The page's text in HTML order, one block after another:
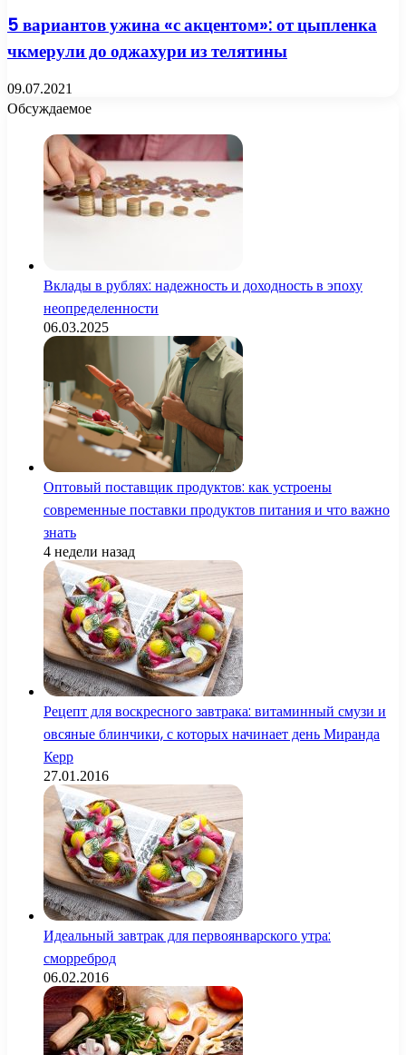
5 вариантов ужина «с акцентом»: от цыпленка
чкмерули до оджахури из телятины
09.07.2021
Обсуждаемое
Вклады в рублях: надежность и доходность в эпоху
неопределенности
06.03.2025
Оптовый поставщик продуктов: как устроены
современные поставки продуктов питания и что важно
знать
4 недели назад
Рецепт для воскресного завтрака: витаминный смузи и
овсяные блинчики, с которых начинает день Миранда
Керр
27.01.2016
Идеальный завтрак для первоянварского утра:
сморреброд
06.02.2016